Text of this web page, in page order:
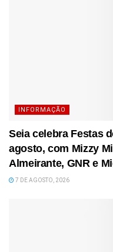
INFORMAÇÃO
Seia celebra Festas
agosto, com Mizzy
Almeirante, GNR e
7 DE AGOSTO, 2026